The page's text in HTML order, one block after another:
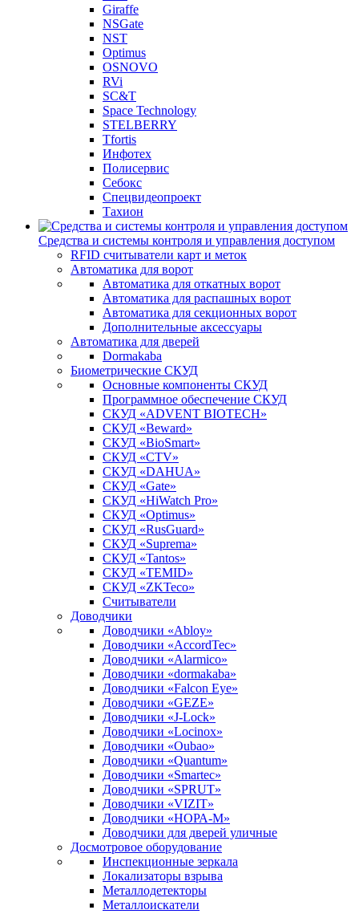
Giraffe
NSGate
NST
Optimus
OSNOVO
RVi
SC&T
Space Technology
STELBERRY
Tfortis
Инфотех
Полисервис
Себокс
Спецвидеопроект
Тахион
Средства и системы контроля и управления доступом
RFID считыватели карт и меток
Автоматика для ворот
Автоматика для откатных ворот
Автоматика для распашных ворот
Автоматика для секционных ворот
Дополнительные аксессуары
Автоматика для дверей
Dormakaba
Биометрические СКУД
Основные компоненты СКУД
Программное обеспечение СКУД
СКУД «ADVENT BIOTECH»
СКУД «Beward»
СКУД «BioSmart»
СКУД «CTV»
СКУД «DAHUA»
СКУД «Gate»
СКУД «HiWatch Pro»
СКУД «Optimus»
СКУД «RusGuard»
СКУД «Suprema»
СКУД «Tantos»
СКУД «TEMID»
СКУД «ZKTeco»
Считыватели
Доводчики
Доводчики «Abloy»
Доводчики «AccordTec»
Доводчики «Alarmico»
Доводчики «dormakaba»
Доводчики «Falcon Eye»
Доводчики «GEZE»
Доводчики «J-Lock»
Доводчики «Locinox»
Доводчики «Oubao»
Доводчики «Quantum»
Доводчики «Smartec»
Доводчики «SPRUT»
Доводчики «VIZIT»
Доводчики «НОРА-М»
Доводчики для дверей уличные
Досмотровое оборудование
Инспекционные зеркала
Локализаторы взрыва
Металлодетекторы
Металлоискатели